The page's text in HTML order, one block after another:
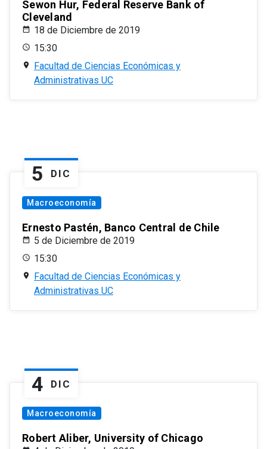
Sewon Hur, Federal Reserve Bank of
Cleveland
18 de Diciembre de 2019
15:30
Facultad de Ciencias Económicas y
Administrativas UC
5 DIC
Macroeconomía
Ernesto Pastén, Banco Central de Chile
5 de Diciembre de 2019
15:30
Facultad de Ciencias Económicas y
Administrativas UC
4 DIC
Macroeconomía
Robert Aliber, University of Chicago